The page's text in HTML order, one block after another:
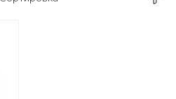
Сортировка